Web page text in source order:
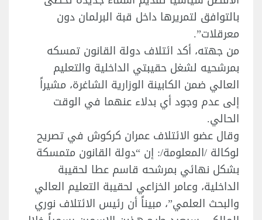
بالتوافق لتمريرها داخل قبة البرلمان دون
معرقلات”.
من جهته، أكد ائتلاف دولة القانون تمسكه
بمرشحيه لشغل حقيبتي الداخلية والتعليم
العالي ضمن الكابينة الوزارية الشاغرة، مشيراً
إلى عدم وجود أي بدلاء عنهما في الوقت
الحالي.
وقال عضو الائتلاف عمران كركوش في تصريح
لوكالة /المعلومة/: إن “دولة القانون متمسكة
بشكل نهائي بمرشحه قاسم عطا لحقيبة
الداخلية، وعامر الخزاعي لحقيبة التعليم العالي
والبحث العلمي”، مبيناً أن رئيس الائتلاف نوري